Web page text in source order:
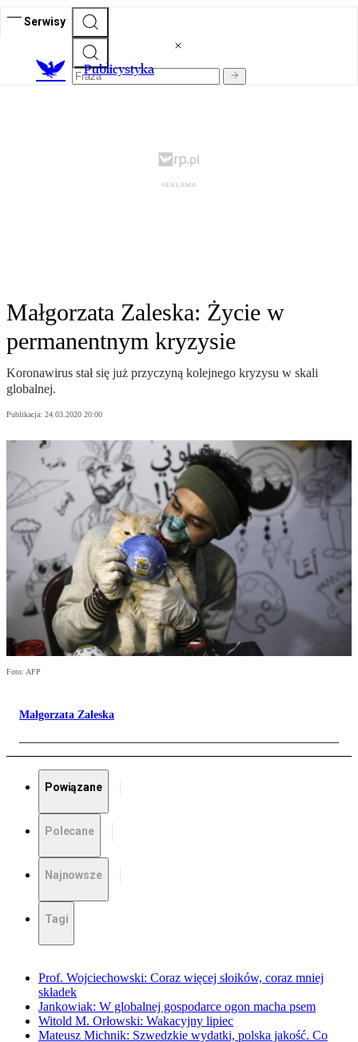
Serwisy
Publicystyka
Małgorzata Zaleska: Życie w
permanentnym kryzysie
Koronawirus stał się już przyczyną kolejnego kryzysu w skali
globalnej.
Publikacja: 24.03.2020 20:00
Foto: AFP
Małgorzata Zaleska
Powiązane
Polecane
Najnowsze
Tagi
Prof. Wojciechowski: Coraz więcej słoików, coraz mniej
składek
Jankowiak: W globalnej gospodarce ogon macha psem
Witold M. Orłowski: Wakacyjny lipiec
Mateusz Michnik: Szwedzkie wydatki, polska jakość. Co